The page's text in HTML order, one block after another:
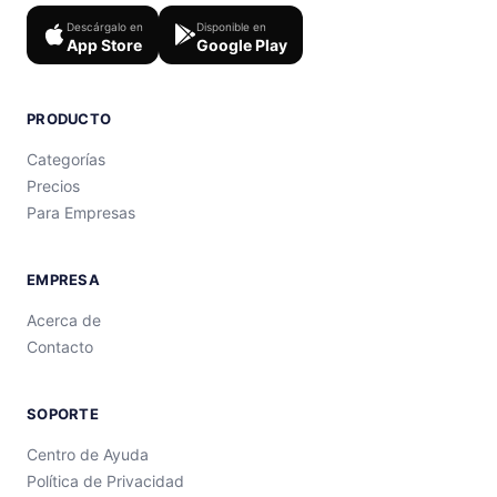
Descárgalo en
App Store
Disponible en
Google Play
PRODUCTO
Categorías
Precios
Para Empresas
EMPRESA
Acerca de
Contacto
SOPORTE
Centro de Ayuda
Política de Privacidad